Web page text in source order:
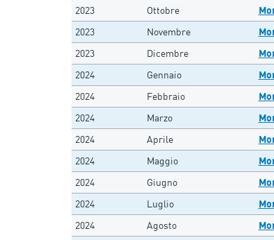
2023
Ottobre
2023
Novembre
2023
Dicembre
2024
Gennaio
2024
Febbraio
2024
Marzo
2024
Aprile
2024
Maggio
2024
Giugno
2024
Luglio
2024
Agosto